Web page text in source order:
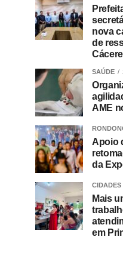
nova
de
SAÚDE
AME
Apoio
da
CIDADES
Mais
em